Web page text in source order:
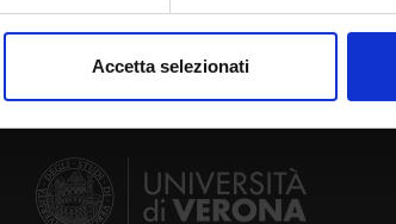
momento dalla Dichiarazione sui cookie.
servizi.
Accetta selezionati